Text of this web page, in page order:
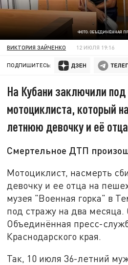
ФОТО: ОБЪЕДИНЁННАЯ
ВИКТОРИЯ ЗАЙЧЕНКО 12 ИЮЛЯ 19:16
ПОДПИШИТЕСЬ:
На Кубани заключили
мотоциклиста, который
летнюю девочку и её отца
Смертельное ДТП
Мотоциклист, насмерть
девочку и ее отца на
музея "Военная горка" в
под стражу на два
Объединённая пресс-
Краснодарского края.
Так, 10 июля 36-летний